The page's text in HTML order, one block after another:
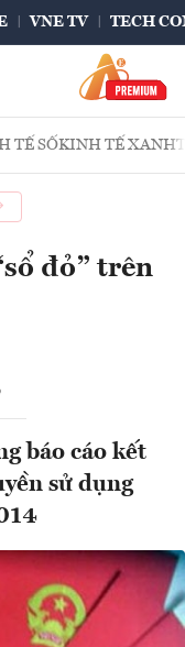
VNE TV TECH
TẾ SỐKINH TẾ XANH
đỏ” trên
báo cáo kết
sử dụng